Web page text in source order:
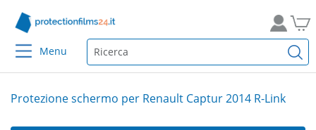
Menu
Protezione schermo per Renault Captur 2014 R-Link